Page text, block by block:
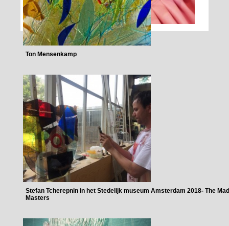
Ton Mensenkamp
Stefan Tcherepnin in het Stedelijk museum Amsterdam 2018- The Mad
Masters